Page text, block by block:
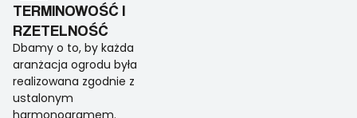
TERMINOWOŚĆ I
RZETELNOŚĆ
Dbamy o to, by każda
aranżacja ogrodu była
realizowana zgodnie z
ustalonym